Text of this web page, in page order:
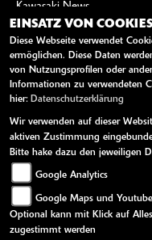
Kawasaki News
Kawasaki Handbücher
Kawasaki Bekleidung
Kawasaki Merchandise
AGB Impressum
EINSATZ VON COOKIES
Diese Webseite verwendet
ermöglichen. Diese Daten
von Nutzungsprofilen oder
Informationen zu verwendeten
hier: Datenschutzerklärung
Wir verwenden auf dieser
aktiven Zustimmung
Bitte hake dazu den jeweiligen
Google Analytics
Google Maps und Youtube
Optional kann mit Klick auf
zugestimmt werden